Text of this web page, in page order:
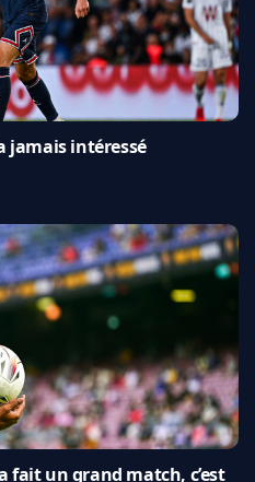
jamais intéressé
fait un grand match, c’est